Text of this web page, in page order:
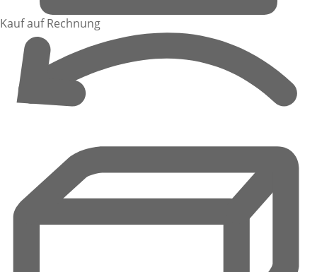
Kauf auf Rechnung